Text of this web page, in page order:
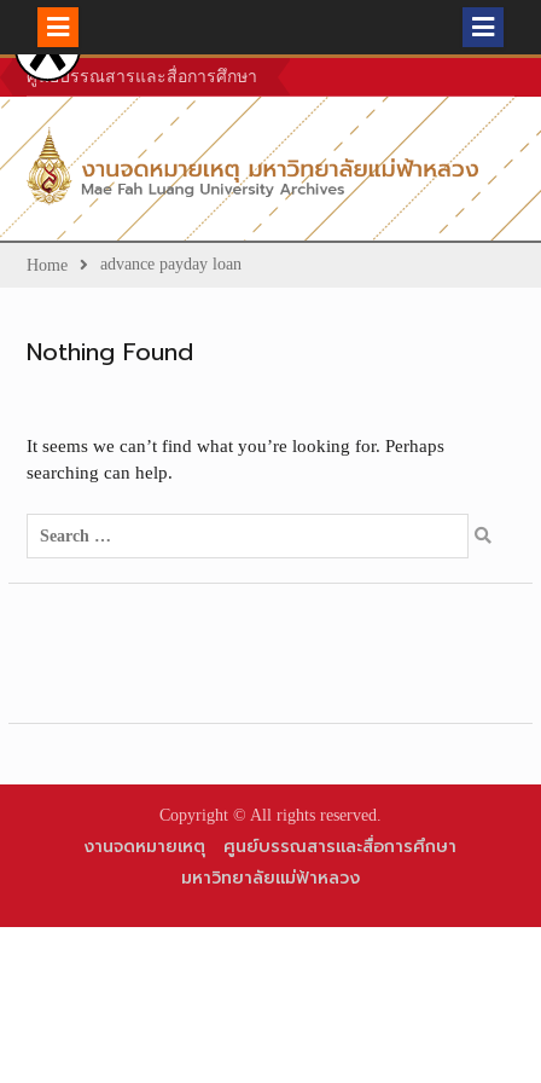
Skip
to
content
ศูนย์บรรณสารและสื่อการศึกษา
Home advance payday loan
Nothing Found
It seems we can’t find what you’re looking for. Perhaps
searching can help.
Search
for:
Copyright © All rights reserved.
งานจดหมายเหตุ
ศูนย์บรรณสารและสื่อการศึกษา
มหาวิทยาลัยแม่ฟ้าหลวง